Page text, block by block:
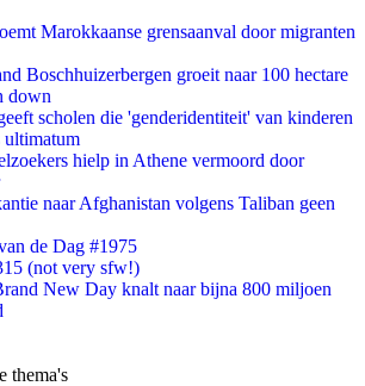
Marokkaanse grensaanval door migranten
Boschhuizerbergen groeit naar 100 hectare
down
scholen die 'genderidentiteit' van kinderen
ultimatum
hielp in Athene vermoord door
naar Afghanistan volgens Taliban geen
de Dag #1975
(not very sfw!)
New Day knalt naar bijna 800 miljoen
thema's